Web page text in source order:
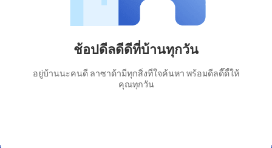
ช้อปดีลดีดีที่บ้านทุกวัน
อยู่บ้านนะคนดี ลาซาด้ามีทุกสิ่งที่ใจค้นหา พร้อมดีลดี๊ดี้ให้
คุณทุกวัน